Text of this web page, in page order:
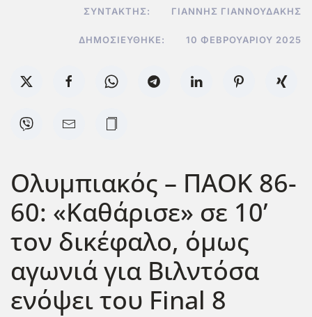
ΣΥΝΤΆΚΤΗΣ: ΓΙΆΝΝΗΣ ΓΙΑΝΝΟΥΔΆΚΗΣ
ΔΗΜΟΣΙΕΎΘΗΚΕ: 10 ΦΕΒΡΟΥΑΡΊΟΥ 2025
Ολυμπιακός – ΠΑΟΚ 86-
60: «Καθάρισε» σε 10’
τον δικέφαλο, όμως
αγωνιά για Βιλντόσα
ενόψει του Final 8